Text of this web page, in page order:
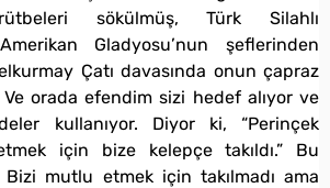
sökülmüş, Türk Silahlı
Gladyosu’nun şeflerinden
Çatı davasında onun çapraz
Ve orada efendim sizi hedef alıyor ve
kullanıyor. Diyor ki, “Perinçek
için bize kelepçe takıldı.” Bu
Bizi mutlu etmek için takılmadı ama